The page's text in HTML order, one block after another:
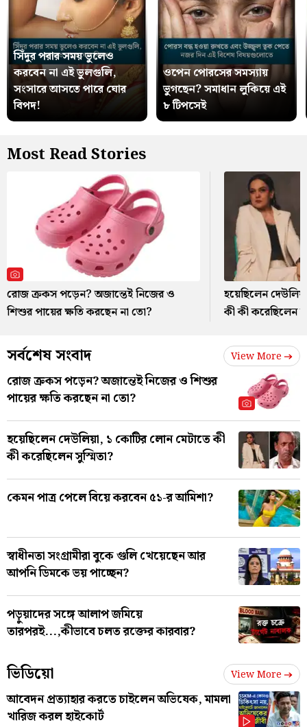
সিঁদুর পরার সময় ভুলেও
করবেন না এই ভুলগুলি,
সংসারে আসতে পারে ঘোর
বিপদ!
ওপেন পোরসের সমস্যায়
ভুগছেন? সমাধান লুকিয়ে এই
৮ টিপসেই
Most Read Stories
রোজ ক্রকস পড়েন? অজান্তেই নিজের ও
শিশুর পায়ের ক্ষতি করছেন না তো?
হয়েছিলেন
কী কী করেছিলেন
সর্বশেষ সংবাদ View More
রোজ ক্রকস পড়েন? অজান্তেই নিজের ও শিশুর
পায়ের ক্ষতি করছেন না তো?
হয়েছিলেন দেউলিয়া, ১ কোটির লোন মেটাতে কী
কী করেছিলেন সুস্মিতা?
কেমন পাত্র পেলে বিয়ে করবেন ৫১-র আমিশা?
স্বাধীনতা সংগ্রামীরা বুকে গুলি খেয়েছেন আর
আপনি ডিমকে ভয় পাচ্ছেন?
পড়ুয়াদের সঙ্গে আলাপ জমিয়ে
তারপরই...,কীভাবে চলত রক্তের কারবার?
ভিডিয়ো View More
আবেদন প্রত্যাহার করতে চাইলেন অভিষেক, মামলা
খারিজ করল হাইকোর্ট